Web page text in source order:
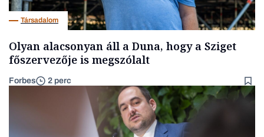
Társadalom
Olyan alacsonyan áll a Duna, hogy a Sziget
főszervezője is megszólalt
Forbes 2 perc